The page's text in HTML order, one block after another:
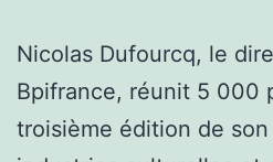
Nicolas Dufourcq, le
Bpifrance, réunit 5 000
troisième édition de